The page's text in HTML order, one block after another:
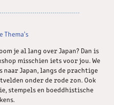
Thema's
je al lang over Japan? Dan is
misschien iets voor jou. We
Japan, langs de prachtige
onder de rode zon. Ook
stempels en boeddhistische